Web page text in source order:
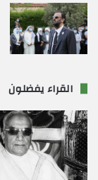
القراء يفضلون